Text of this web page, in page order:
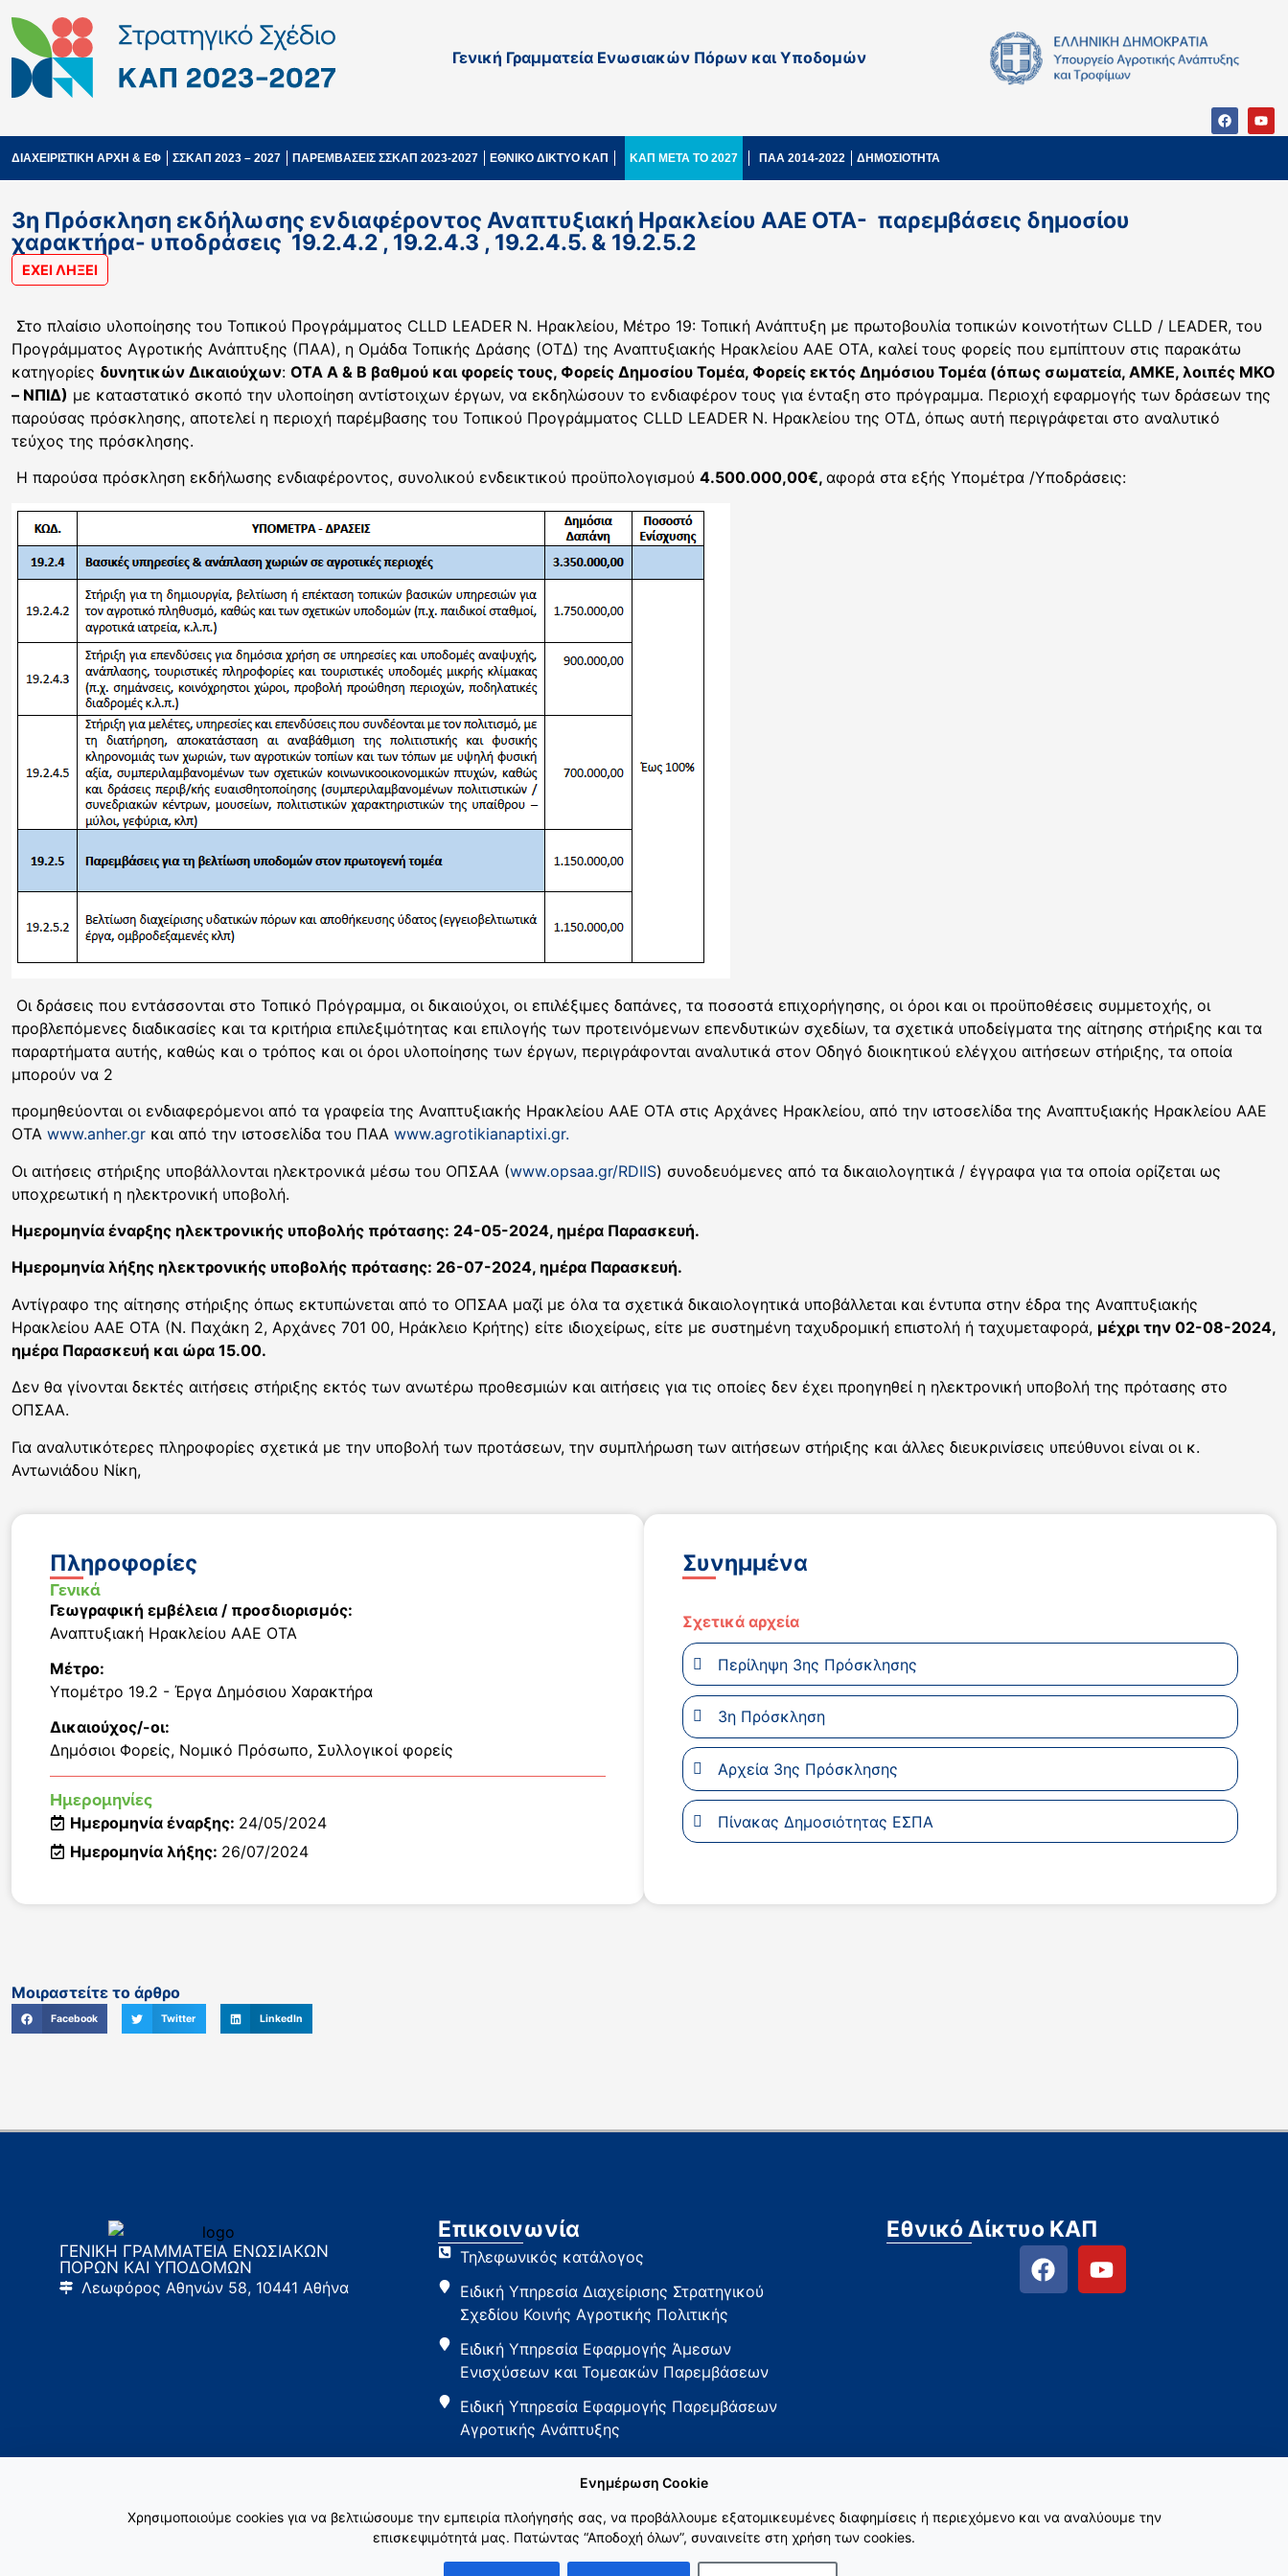
Γενική Γραμματεία Ενωσιακών Πόρων και Υποδομών
ΔΙΑΧΕΙΡΙΣΤΙΚΗ ΑΡΧΗ & ΕΦ ΣΣΚΑΠ 2023 – 2027 ΠΑΡΕΜΒΑΣΕΙΣ ΣΣΚΑΠ 2023-2027 ΕΘΝΙΚΟ ΔΙΚΤΥΟ ΚΑΠ ΚΑΠ ΜΕΤΑ ΤΟ 2027 ΠΑΑ 2014-2022 ΔΗΜΟΣΙΟΤΗΤΑ
3η Πρόσκληση εκδήλωσης ενδιαφέροντος Αναπτυξιακή Ηρακλείου ΑΑΕ ΟΤΑ- παρεμβάσεις δημοσίου
χαρακτήρα- υποδράσεις 19.2.4.2 , 19.2.4.3 , 19.2.4.5. & 19.2.5.2
ΕΧΕΙ ΛΗΞΕΙ
Στο πλαίσιο υλοποίησης του Τοπικού Προγράμματος CLLD LEADER Ν. Ηρακλείου, Μέτρο 19: Τοπική Ανάπτυξη με πρωτοβουλία τοπικών κοινοτήτων CLLD / LEADER, του
Προγράμματος Αγροτικής Ανάπτυξης (ΠΑΑ), η Ομάδα Τοπικής Δράσης (ΟΤΔ) της Αναπτυξιακής Ηρακλείου ΑΑΕ ΟΤΑ, καλεί τους φορείς που εμπίπτουν στις παρακάτω
κατηγορίες δυνητικών Δικαιούχων: ΟΤΑ Α & Β βαθμού και φορείς τους, Φορείς Δημοσίου Τομέα, Φορείς εκτός Δημόσιου Τομέα (όπως σωματεία, ΑΜΚΕ, λοιπές ΜΚΟ
– ΝΠΙΔ) με καταστατικό σκοπό την υλοποίηση αντίστοιχων έργων, να εκδηλώσουν το ενδιαφέρον τους για ένταξη στο πρόγραμμα. Περιοχή εφαρμογής των δράσεων της
παρούσας πρόσκλησης, αποτελεί η περιοχή παρέμβασης του Τοπικού Προγράμματος CLLD LEADER Ν. Ηρακλείου της ΟΤΔ, όπως αυτή περιγράφεται στο αναλυτικό
τεύχος της πρόσκλησης.
Η παρούσα πρόσκληση εκδήλωσης ενδιαφέροντος, συνολικού ενδεικτικού προϋπολογισμού 4.500.000,00€, αφορά στα εξής Υπομέτρα /Υποδράσεις:
Οι δράσεις που εντάσσονται στο Τοπικό Πρόγραμμα, οι δικαιούχοι, οι επιλέξιμες δαπάνες, τα ποσοστά επιχορήγησης, οι όροι και οι προϋποθέσεις συμμετοχής, οι
προβλεπόμενες διαδικασίες και τα κριτήρια επιλεξιμότητας και επιλογής των προτεινόμενων επενδυτικών σχεδίων, τα σχετικά υποδείγματα της αίτησης στήριξης και τα
παραρτήματα αυτής, καθώς και ο τρόπος και οι όροι υλοποίησης των έργων, περιγράφονται αναλυτικά στον Οδηγό διοικητικού ελέγχου αιτήσεων στήριξης, τα οποία
μπορούν να 2
προμηθεύονται οι ενδιαφερόμενοι από τα γραφεία της Αναπτυξιακής Ηρακλείου ΑΑΕ ΟΤΑ στις Αρχάνες Ηρακλείου, από την ιστοσελίδα της Αναπτυξιακής Ηρακλείου ΑΑΕ
ΟΤΑ www.anher.gr και από την ιστοσελίδα του ΠΑΑ www.agrotikianaptixi.gr.
Οι αιτήσεις στήριξης υποβάλλονται ηλεκτρονικά μέσω του ΟΠΣΑΑ (www.opsaa.gr/RDIIS) συνοδευόμενες από τα δικαιολογητικά / έγγραφα για τα οποία ορίζεται ως
υποχρεωτική η ηλεκτρονική υποβολή.
Ημερομηνία έναρξης ηλεκτρονικής υποβολής πρότασης: 24-05-2024, ημέρα Παρασκευή.
Ημερομηνία λήξης ηλεκτρονικής υποβολής πρότασης: 26-07-2024, ημέρα Παρασκευή.
Αντίγραφο της αίτησης στήριξης όπως εκτυπώνεται από το ΟΠΣΑΑ μαζί με όλα τα σχετικά δικαιολογητικά υποβάλλεται και έντυπα στην έδρα της Αναπτυξιακής
Ηρακλείου ΑΑΕ ΟΤΑ (Ν. Παχάκη 2, Αρχάνες 701 00, Ηράκλειο Κρήτης) είτε ιδιοχείρως, είτε με συστημένη ταχυδρομική επιστολή ή ταχυμεταφορά, μέχρι την 02-08-2024,
ημέρα Παρασκευή και ώρα 15.00.
Δεν θα γίνονται δεκτές αιτήσεις στήριξης εκτός των ανωτέρω προθεσμιών και αιτήσεις για τις οποίες δεν έχει προηγηθεί η ηλεκτρονική υποβολή της πρότασης στο
ΟΠΣΑΑ.
Για αναλυτικότερες πληροφορίες σχετικά με την υποβολή των προτάσεων, την συμπλήρωση των αιτήσεων στήριξης και άλλες διευκρινίσεις υπεύθυνοι είναι οι κ.
Αντωνιάδου Νίκη,
Πληροφορίες
Γενικά
Γεωγραφική εμβέλεια / προσδιορισμός:
Αναπτυξιακή Ηρακλείου ΑΑΕ ΟΤΑ
Μέτρο:
Υπομέτρο 19.2 - Έργα Δημόσιου Χαρακτήρα
Δικαιούχος/-οι:
Δημόσιοι Φορείς, Νομικό Πρόσωπο, Συλλογικοί φορείς
Ημερομηνίες
Ημερομηνία έναρξης: 24/05/2024
Ημερομηνία λήξης: 26/07/2024
Συνημμένα
Σχετικά αρχεία
Περίληψη 3ης Πρόσκλησης
3η Πρόσκληση
Αρχεία 3ης Πρόσκλησης
Πίνακας Δημοσιότητας ΕΣΠΑ
Μοιραστείτε το άρθρο
Facebook Twitter LinkedIn
ΓΕΝΙΚΗ ΓΡΑΜΜΑΤΕΙΑ ΕΝΩΣΙΑΚΩΝ
ΠΟΡΩΝ ΚΑΙ ΥΠΟΔΟΜΩΝ
Λεωφόρος Αθηνών 58, 10441 Αθήνα
Επικοινωνία
Τηλεφωνικός κατάλογος
Ειδική Υπηρεσία Διαχείρισης Στρατηγικού
Σχεδίου Κοινής Αγροτικής Πολιτικής
Ειδική Υπηρεσία Εφαρμογής Άμεσων
Ενισχύσεων και Τομεακών Παρεμβάσεων
Ειδική Υπηρεσία Εφαρμογής Παρεμβάσεων
Αγροτικής Ανάπτυξης
Εθνικό Δίκτυο ΚΑΠ
Ενημέρωση Cookie
Χρησιμοποιούμε cookies για να βελτιώσουμε την εμπειρία πλοήγησής σας, να προβάλλουμε εξατομικευμένες διαφημίσεις ή περιεχόμενο και να αναλύουμε την
επισκεψιμότητά μας. Πατώντας “Αποδοχή όλων”, συναινείτε στη χρήση των cookies.